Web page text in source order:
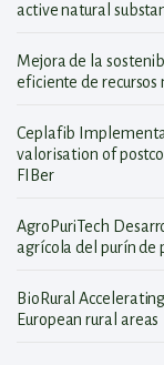
active natural
Mejora de la
eficiente de recursos
Ceplafib
valorisation of
FIBer
AgroPuriTech
agrícola del purín de
BioRural
European rural areas